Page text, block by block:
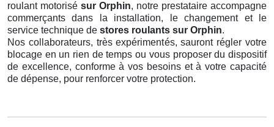
roulant motorisé sur Orphin, notre prestataire accompagne
commerçants dans la installation, le changement et le
service technique de stores roulants sur Orphin.
Nos collaborateurs, très expérimentés, sauront régler votre
blocage en un rien de temps ou vous proposer du dispositif
de excellence, conforme à vos besoins et à votre capacité
de dépense, pour renforcer votre protection.